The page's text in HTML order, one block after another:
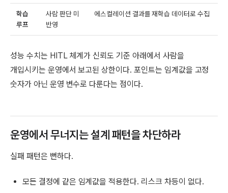
학습
루프
사람 판단 미
반영
에스컬레이션 결과를 재학습 데이터로 수집
성능 수치는 HITL 체계가 신뢰도 기준 아래에서 사람을
개입시키는 운영에서 보고된 상한이다. 포인트는 임계값을 고정
숫자가 아닌 운영 변수로 다룬다는 점이다.
운영에서 무너지는 설계 패턴을 차단하라
실패 패턴은 뻔하다.
모든 결정에 같은 임계값을 적용한다. 리스크 차등이 없다.